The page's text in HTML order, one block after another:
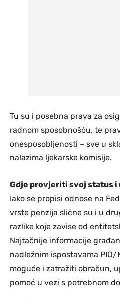
Tu su i posebna prava za
radnom sposobnošću, te
onesposobljenosti – sve u
nalazima ljekarske komisije.
Gdje provjeriti svoj status i
Iako se propisi odnose na
vrste penzija slične su i u
razlike koje zavise od
Najtačnije informacije
nadležnim ispostavama PIO/
moguće i zatražiti obračun,
pomoć u vezi s potrebnom